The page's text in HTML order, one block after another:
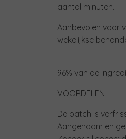
aantal minuten.
Aanbevolen voor
wekelijkse
96% van de
VOORDELEN
De patch is
Aangenaam en